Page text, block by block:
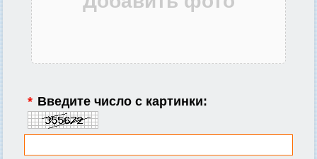
* Введите число с картинки: